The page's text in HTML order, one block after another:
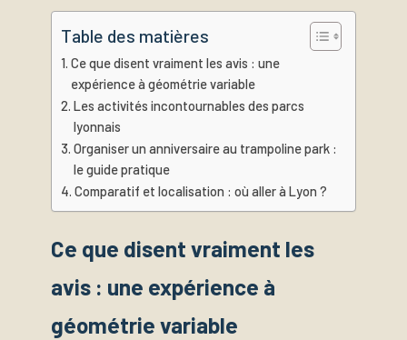
Table des matières
Ce que disent vraiment les avis : une
expérience à géométrie variable
Les activités incontournables des parcs
lyonnais
Organiser un anniversaire au trampoline park :
le guide pratique
Comparatif et localisation : où aller à Lyon ?
Ce que disent vraiment les
avis : une expérience à
géométrie variable